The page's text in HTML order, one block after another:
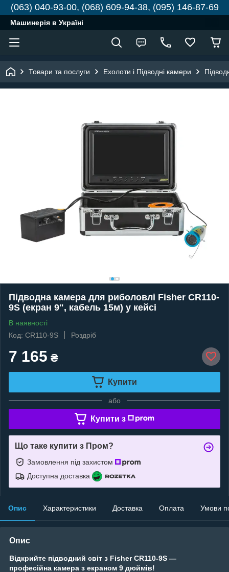
(063) 040-93-00, (068) 609-94-38, (095) 146-87-69
Машинерія в Україні
Товари та послуги Ехолоти і Підводні камери
Підводна камера для риболовлі Fisher CR110-
9S (екран 9", кабель 15м) у кейсі
В наявності
Код: CR110-9S
Роздріб
7 165 ₴
Купити
або
Купити з
Що таке купити з Пром?
Замовлення під захистом
Доступна доставка
Опис Характеристики Доставка Оплата Умови
Опис
Відкрийте підводний світ з Fisher CR110-9S —
професійна камера з екраном 9 дюймів!